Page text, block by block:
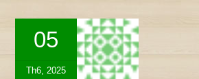
05
Th6, 2025